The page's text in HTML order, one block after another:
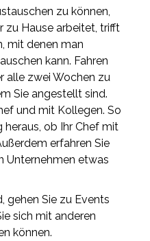
zu können,
zu Hause arbeitet, trifft
mit denen man
kann. Fahren
alle zwei Wochen zu
Sie angestellt sind.
und mit Kollegen. So
heraus, ob Ihr Chef mit
erfahren Sie
Unternehmen etwas
gehen Sie zu Events
sich mit anderen
können.